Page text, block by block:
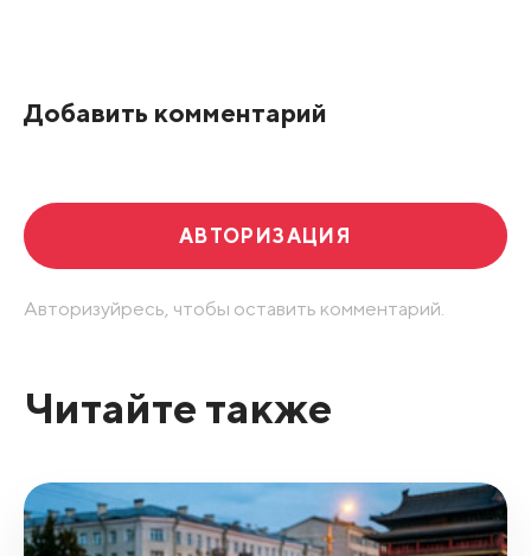
Добавить комментарий
АВТОРИЗАЦИЯ
Авторизуйресь, чтобы оставить комментарий.
Читайте также